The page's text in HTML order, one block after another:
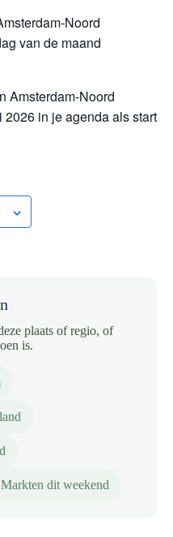
Noord
van de maand
Amsterdam-Noord
in je agenda als start
plaats of regio, of
is.
Markten dit weekend